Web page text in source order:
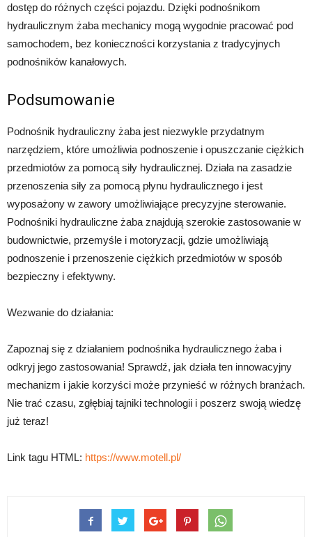
dostęp do różnych części pojazdu. Dzięki podnośnikom
hydraulicznym żaba mechanicy mogą wygodnie pracować pod
samochodem, bez konieczności korzystania z tradycyjnych
podnośników kanałowych.
Podsumowanie
Podnośnik hydrauliczny żaba jest niezwykle przydatnym
narzędziem, które umożliwia podnoszenie i opuszczanie ciężkich
przedmiotów za pomocą siły hydraulicznej. Działa na zasadzie
przenoszenia siły za pomocą płynu hydraulicznego i jest
wyposażony w zawory umożliwiające precyzyjne sterowanie.
Podnośniki hydrauliczne żaba znajdują szerokie zastosowanie w
budownictwie, przemyśle i motoryzacji, gdzie umożliwiają
podnoszenie i przenoszenie ciężkich przedmiotów w sposób
bezpieczny i efektywny.
Wezwanie do działania:
Zapoznaj się z działaniem podnośnika hydraulicznego żaba i
odkryj jego zastosowania! Sprawdź, jak działa ten innowacyjny
mechanizm i jakie korzyści może przynieść w różnych branżach.
Nie trać czasu, zgłębiaj tajniki technologii i poszerz swoją wiedzę
już teraz!
Link tagu HTML: https://www.motell.pl/